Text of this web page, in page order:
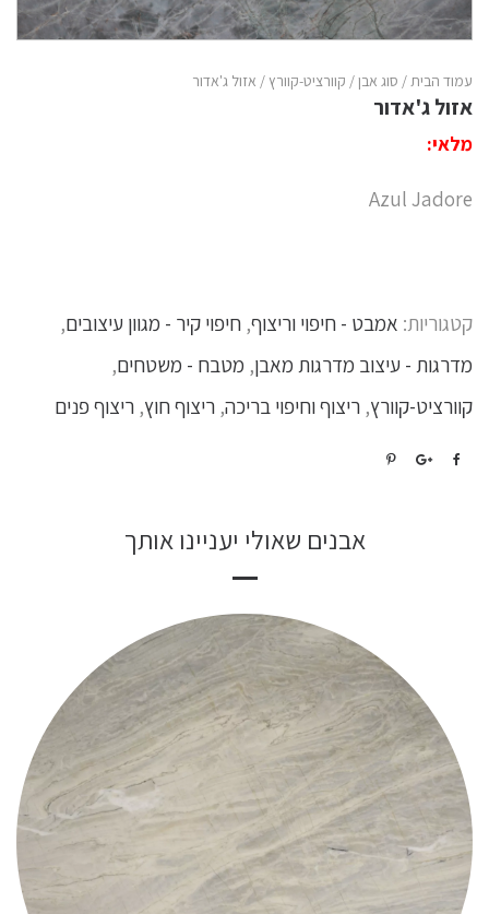
עמוד הבית/ סוג אבן/ קוורציט-קוורץ/ אזול ג'אדור
אזול ג'אדור
מלאי:
Azul Jadore
קטגוריות: אמבט - חיפוי וריצוף, חיפוי קיר - מגוון עיצובים,
מדרגות - עיצוב מדרגות מאבן, מטבח - משטחים,
קוורציט-קוורץ, ריצוף וחיפוי בריכה, ריצוף חוץ, ריצוף פנים
אבנים שאולי יעניינו אותך